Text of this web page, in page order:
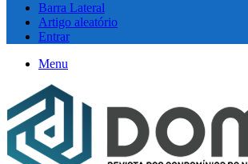
Barra Lateral
Artigo aleatório
Entrar
Menu